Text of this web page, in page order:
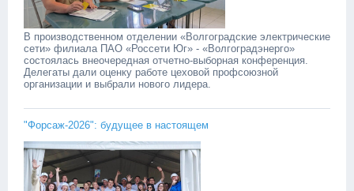
В производственном отделении «Волгоградские электрические
сети» филиала ПАО «Россети Юг» - «Волгоградэнерго»
состоялась внеочередная отчетно-выборная конференция.
Делегаты дали оценку работе цеховой профсоюзной
организации и выбрали нового лидера. ‎ ‎
"Форсаж-2026": будущее в настоящем